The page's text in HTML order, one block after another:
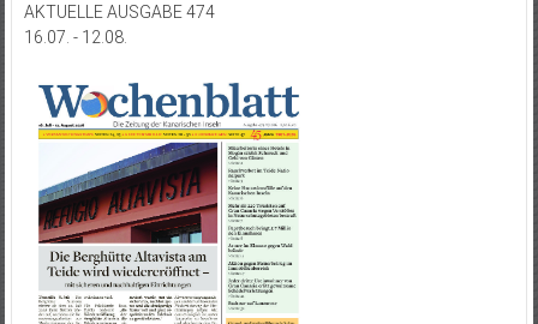
AKTUELLE AUSGABE 474
16.07. - 12.08.